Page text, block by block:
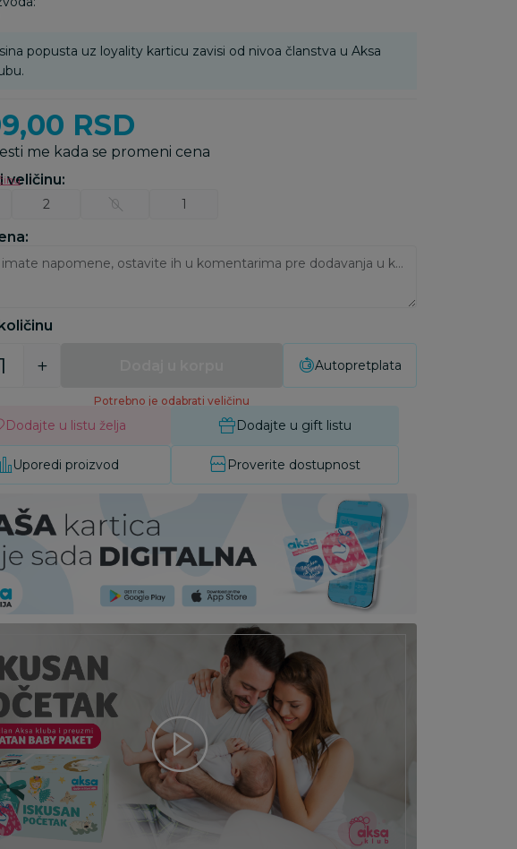
popusta uz loyality karticu zavisi od nivoa članstva u Aksa
RSD
me kada se promeni cena
veličinu:
2 0 1
Ukoliko imate napomene, ostavite ih u komentarima pre dodavanja u korpu:
Potrebno je odabrati veličinu
Autopretplata
Dodajte u listu želja Dodajte u gift listu
Uporedi proizvod Proverite dostupnost